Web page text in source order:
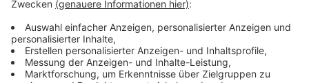
Kornmarkt, Großer Markt und der Platz ums Berliner
Tür gelten gestalterisch als besonders
schützenswert. Sollte die Politik sich für die